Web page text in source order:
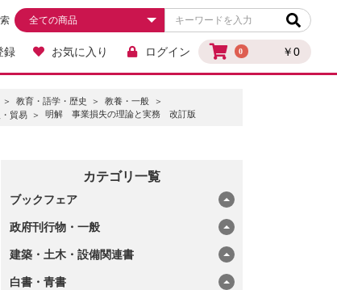
0 ￥0
録 お気に入り ログイン
教育・語学・歴史
教養・一般
貿易 明解 事業損失の理論と実務 改訂版
カテゴリ一覧
ブックフェア
政府刊行物・一般
建築・土木・設備関連書
白書・青書